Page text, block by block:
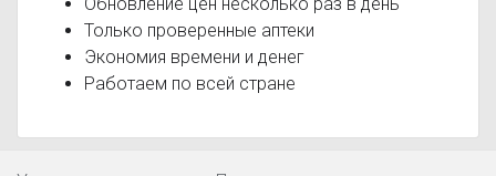
Только проверенные аптеки
Экономия времени и денег
Работаем по всей стране